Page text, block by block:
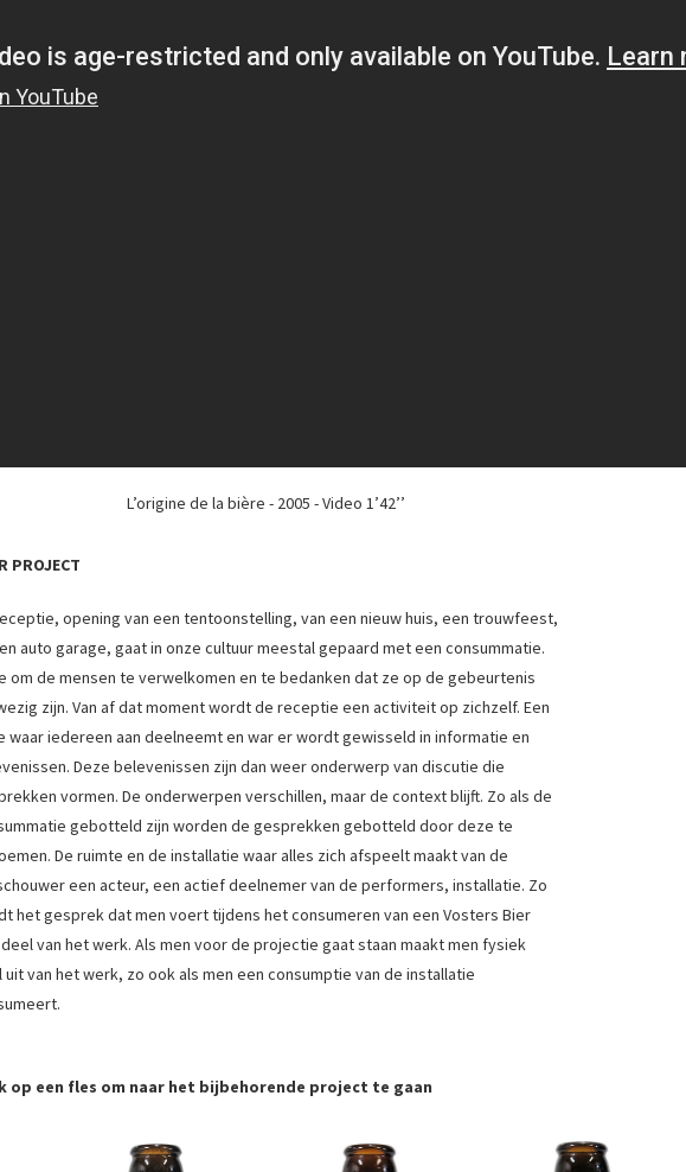
L’origine de la bière - 2005 - Video 1’42’’
PROJECT
opening van een tentoonstelling, van een nieuw huis, een trouwfeest,
auto garage, gaat in onze cultuur meestal gepaard met een consummatie.
om de mensen te verwelkomen en te bedanken dat ze op de gebeurtenis
zijn. Van af dat moment wordt de receptie een activiteit op zichzelf. Een
waar iedereen aan deelneemt en war er wordt gewisseld in informatie en
Deze belevenissen zijn dan weer onderwerp van discutie die
vormen. De onderwerpen verschillen, maar de context blijft. Zo als de
gebotteld zijn worden de gesprekken gebotteld door deze te
De ruimte en de installatie waar alles zich afspeelt maakt van de
een acteur, een actief deelnemer van de performers, installatie. Zo
het gesprek dat men voert tijdens het consumeren van een Vosters Bier
van het werk. Als men voor de projectie gaat staan maakt men fysiek
uit van het werk, zo ook als men een consumptie van de installatie
op een fles om naar het bijbehorende project te gaan